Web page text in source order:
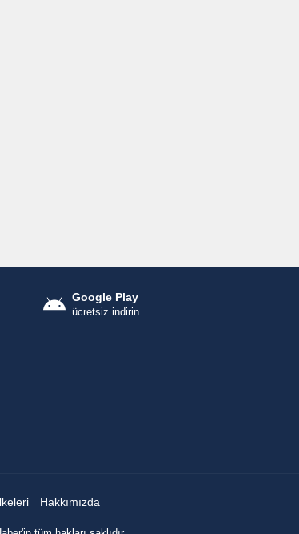
Google Play
ücretsiz indirin
Hakkımızda